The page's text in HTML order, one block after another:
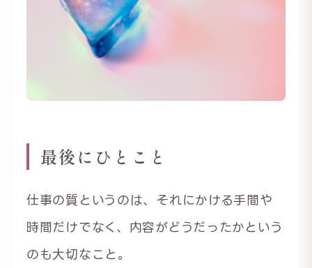
最後にひとこと
仕事の質というのは、それにかける手間や
時間だけでなく、内容がどうだったかという
のも大切なこと。